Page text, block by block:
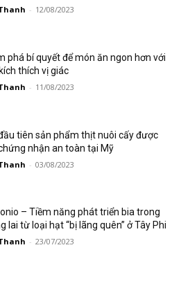
- 12/08/2023
phá bí quyết để món ăn ngon hơn với
thích vị giác
- 11/08/2023
tiên sản phẩm thịt nuôi cấy được
nhận an toàn tại Mỹ
- 03/08/2023
– Tiềm năng phát triển bia trong
lai từ loại hạt “bị lãng quên” ở Tây Phi
- 23/07/2023